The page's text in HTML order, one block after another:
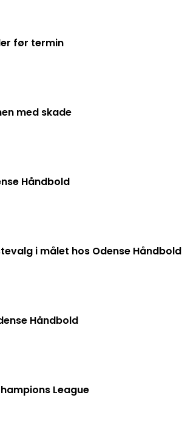
før termin
med skade
Håndbold
i målet hos Odense Håndbold
Håndbold
League